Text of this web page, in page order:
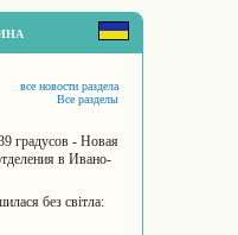
все новости раздела
Все разделы
градусов - Новая
в Ивано-
без світла: